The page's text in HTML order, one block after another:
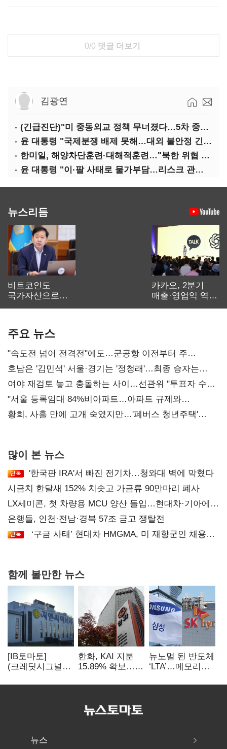
0/0 댓글 더보기
김광연
(긴급진단)"미 중동외교 정책 무너졌다…5차 중동전 가능성은 낮아"
윤 대통령 "국제분쟁 배제 못해…대외 불안정 긴밀대응"
한미일, 해양차단훈련·대해적훈련…"북한 위협 억제"
윤 대통령 "이·팔 사태로 물가부담…리스크 관리 만전 기해야"
뉴스리듬
비트코인도
국가자산으로…'
카카오, 2분기
매출·영업익 역대
주요 뉴스
"속도전 넘어 전격전"에도…군공항 이전부터 주
52시간까지 '뇌관'
호남은 '김민석' 서울·경기는 '정청래'…최종 승자는
'안갯속'
여야 재검토 놓고 충돌하는 사이…선관위 "투표자 수
오차 당연"
"서울 등록임대 84%비아파트…아파트 규제와
달리해야"
황희, 사흘 만에 고개 숙였지만…'폐버스 청년주택'
많이 본 뉴스
'한국판 IRA'서 빠진 전기차…청와대 벽에 막혔다
시금치 한달새 152% 치솟고 가금류 90만마리 폐사
LX세미콘, 첫 차량용 MCU 양산 돌입…현대차·기아에
공급
은행들, 인천·전남·경북 57조 금고 쟁탈전
‘구금 사태’ 현대차 HMGMA, 미 재향군인 채용
함께 볼만한 뉴스
[IB토마토]
(크레딧시그널)
데이터센터 타고
한화, KAI 지분
15.89% 확보…
신청 예정
뉴노멀 된 반도체
‘LTA’…메모리
54조 선불 계약
뉴스